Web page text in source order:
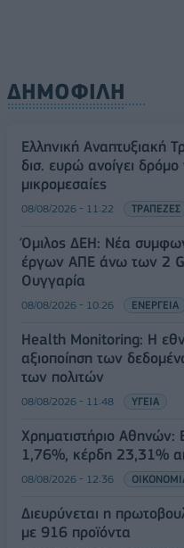
ΔΗΜΟΦΙΛΗ
Ελληνική Αναπτυξιακή
δισ. ευρώ ανοίγει
μικρομεσαίες
08/08/2026 - 11:22 ΤΡΑΠΕΖΕΣ
Όμιλος ΔΕΗ: Νέα
έργων ΑΠΕ άνω των 2
Ουγγαρία
08/08/2026 - 10:26 ΕΝΕΡΓΕΙΑ
Health Monitoring: Η
αξιοποίηση των
των πολιτών
08/08/2026 - 11:48 ΥΓΕΙΑ
Χρηματιστήριο Αθηνών:
1,76%, κέρδη 23,31%
08/08/2026 - 12:36
Διευρύνεται η
με 916 προϊόντα